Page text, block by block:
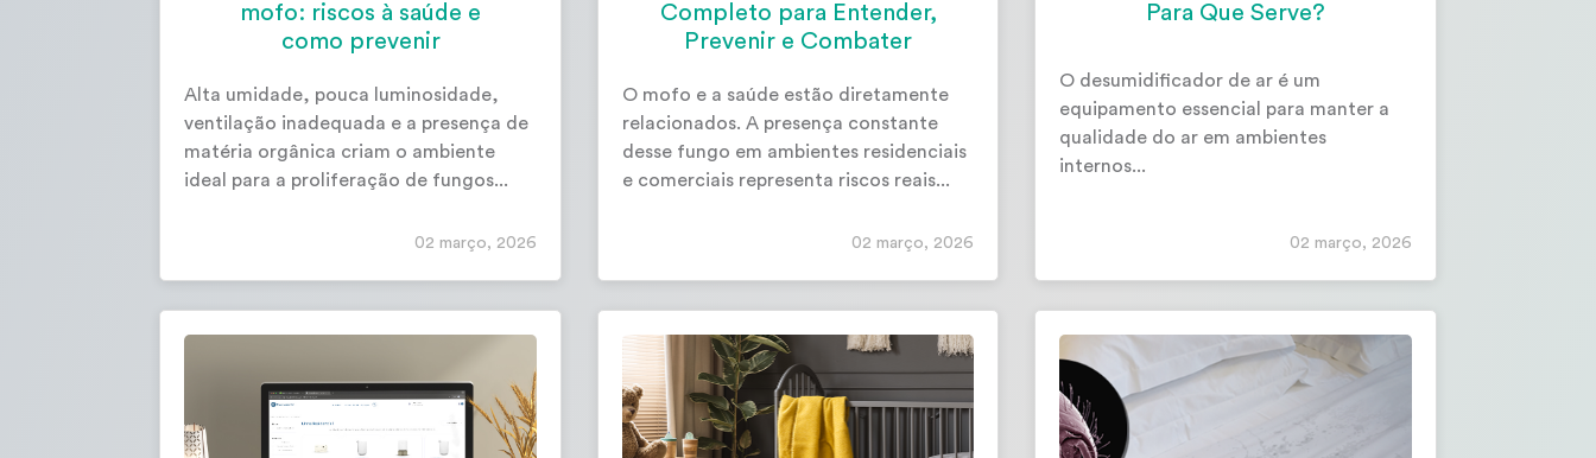
mofo: riscos à saúde e
como prevenir
Alta umidade, pouca luminosidade,
ventilação inadequada e a presença de
matéria orgânica criam o ambiente
ideal para a proliferação de fungos...
02 março, 2026
Completo para Entender,
Prevenir e Combater
O mofo e a saúde estão diretamente
relacionados. A presença constante
desse fungo em ambientes residenciais
e comerciais representa riscos reais...
02 março, 2026
Para Que Serve?
O desumidificador de ar é um
equipamento essencial para manter a
qualidade do ar em ambientes
internos...
02 março, 2026